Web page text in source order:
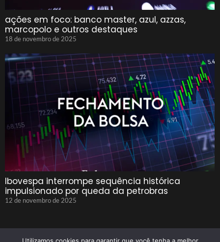
ações em foco: banco master, azul, azzas,
marcopolo e outros destaques
18 de novembro de 2025
Ibovespa interrompe sequência histórica
impulsionado por queda da petrobras
12 de novembro de 2025